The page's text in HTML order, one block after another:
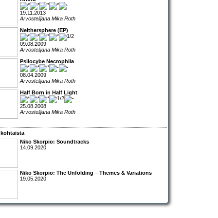
19.11.2013
Arvostelijana Mika Roth
Neithersphere (EP)
09.08.2009
Arvostelijana Mika Roth
Psilocybe Necrophila
08.04.2009
Arvostelijana Mika Roth
Half Born in Half Light
25.08.2008
Arvostelijana Mika Roth
Niko Skorpio: Soundtracks
14.09.2020
Niko Skorpio: The Unfolding – Themes & Variations
19.05.2020